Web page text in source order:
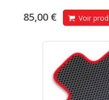
85,00 € Voir